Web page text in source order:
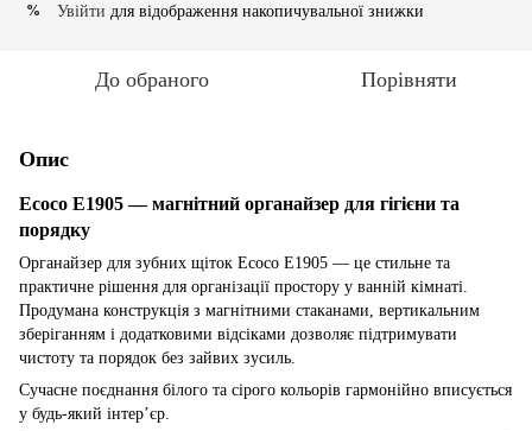
% Увійти для відображення накопичувальної знижки
До обраного Порівняти
Опис
Ecoco E1905 — магнітний органайзер для гігієни та
порядку
Органайзер для зубних щіток Ecoco E1905 — це стильне та
практичне рішення для організації простору у ванній кімнаті.
Продумана конструкція з магнітними стаканами, вертикальним
зберіганням і додатковими відсіками дозволяє підтримувати
чистоту та порядок без зайвих зусиль.
Сучасне поєднання білого та сірого кольорів гармонійно вписується
у будь-який інтер’єр.